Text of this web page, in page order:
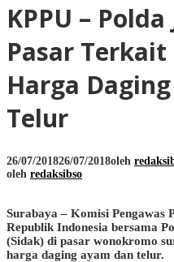
KPPU –
Pasar
Harga
Telur
26/07/201826/07/2018oleh
oleh redaksibso
Surabaya – Komisi Pengawas
Republik Indonesia bersama
(Sidak) di pasar wonokromo
harga daging ayam dan telur.